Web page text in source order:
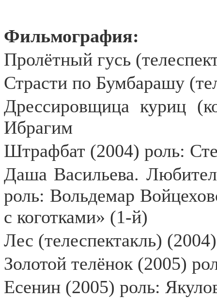
Фильмография:
Пролётный гусь
Страсти по Бумбарашу
Дрессировщица куриц
Ибрагим
Штрафбат (2004) роль:
Даша Васильева.
роль: Вольдемар
с коготками» (1-й)
Лес (телеспектакль)
Золотой телёнок (2005)
Есенин (2005) роль: